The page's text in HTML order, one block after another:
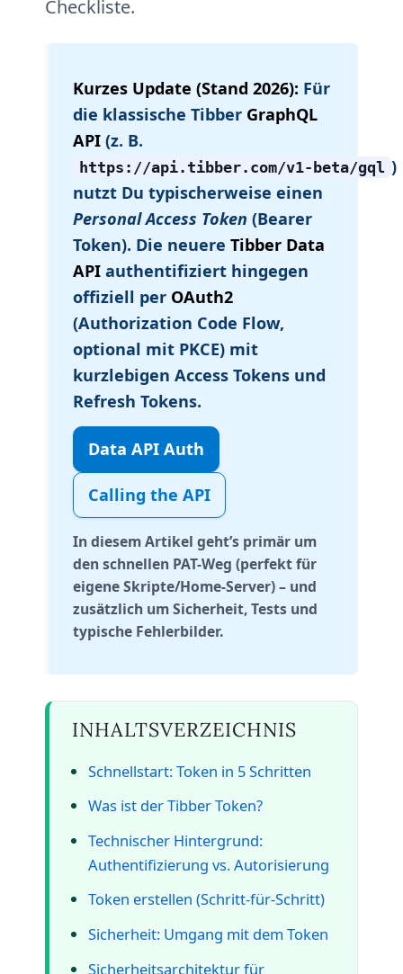
Checkliste.
Kurzes Update (Stand 2026): Für
die klassische Tibber GraphQL
API(z. B.
https://api.tibber.com/v1-beta/gql )
nutzt Du typischerweise einen
Personal Access Token (Bearer
Token). Die neuere Tibber Data
APIauthentifiziert hingegen
offiziell per OAuth2
(Authorization Code Flow,
optional mit PKCE) mit
kurzlebigen Access Tokens und
Refresh Tokens.
Data API Auth
Calling the API
In diesem Artikel geht’s primär um
den schnellen PAT-Weg (perfekt für
eigene Skripte/Home-Server) – und
zusätzlich um Sicherheit, Tests und
typische Fehlerbilder.
INHALTSVERZEICHNIS
Schnellstart: Token in 5 Schritten
Was ist der Tibber Token?
Technischer Hintergrund:
Authentifizierung vs. Autorisierung
Token erstellen (Schritt-für-Schritt)
Sicherheit: Umgang mit dem Token
Sicherheitsarchitektur für